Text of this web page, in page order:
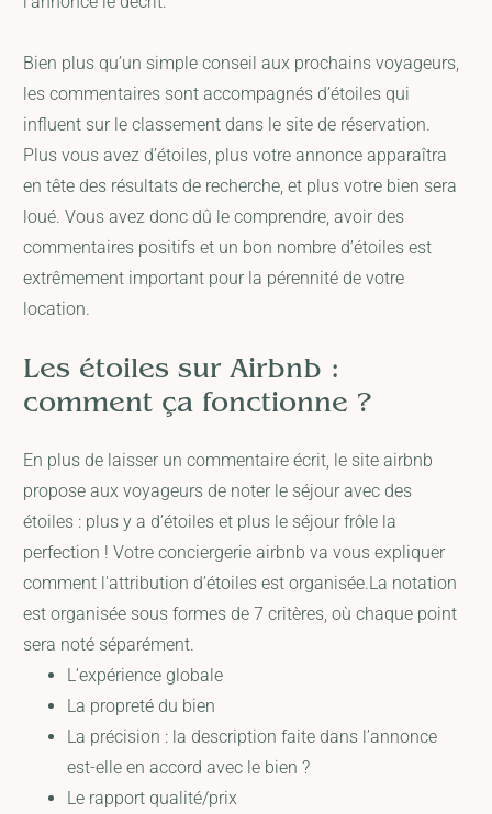
Bien plus qu’un simple conseil aux prochains voyageurs,
les commentaires sont accompagnés d’étoiles qui
influent sur le classement dans le site de réservation.
Plus vous avez d’étoiles, plus votre annonce apparaîtra
en tête des résultats de recherche, et plus votre bien sera
loué. Vous avez donc dû le comprendre, avoir des
commentaires positifs et un bon nombre d’étoiles est
extrêmement important pour la pérennité de votre
location.
Les étoiles sur Airbnb :
comment ça fonctionne ?
En plus de laisser un commentaire écrit, le site airbnb
propose aux voyageurs de noter le séjour avec des
étoiles : plus y a d’étoiles et plus le séjour frôle la
perfection ! Votre conciergerie airbnb va vous expliquer
comment l'attribution d’étoiles est organisée.La notation
est organisée sous formes de 7 critères, où chaque point
sera noté séparément.
L’expérience globale
La propreté du bien
La précision : la description faite dans l’annonce
est-elle en accord avec le bien ?
Le rapport qualité/prix